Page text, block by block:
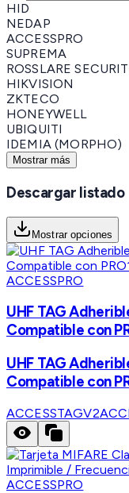
HID
NEDAP
ACCESSPRO
SUPREMA
ROSSLARE
HIKVISION
ZKTECO
HONEYWELL
UBIQUITI
IDEMIA (MORPHO)
Mostrar más
Descargar listado
Mostrar opciones
ACCESSPRO
UHF TAG
Compatible con
UHF TAG
Compatible con
ACCESSTAGV2
ACCESSPRO